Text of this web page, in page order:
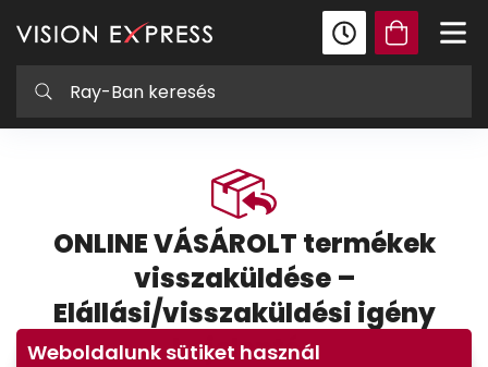
ONLINE VÁSÁROLT termékek
visszaküldése –
Elállási/visszaküldési igény
bejelentés
Weboldalunk sütiket használ